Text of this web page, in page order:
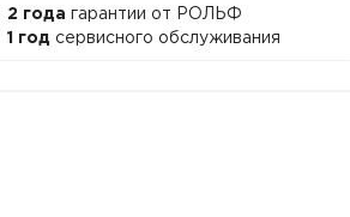
2 года гарантии от РОЛЬФ
1 год сервисного обслуживания